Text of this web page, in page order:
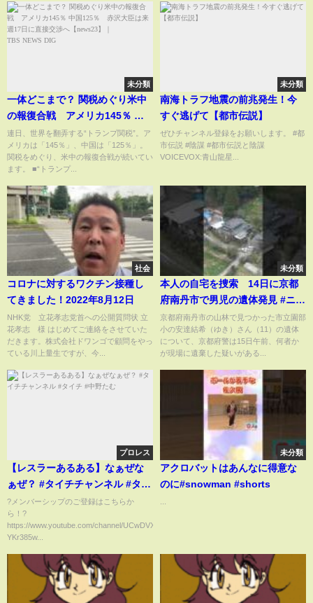
未分類
一体どこまで？ 関税めぐり米中
の報復合戦 アメリカ145％ 中
国125％ 赤沢大臣は来週17日に
直接交渉へ【news23】｜
TBS NEWS DIG
連日、世界を翻弄する“トランプ関税”。ア
メリカは「145％」、中国は「125％」。
関税をめぐり、米中の報復合戦が続いてい
ます。 ■“トランプ...
未分類
南海トラフ地震の前兆発生！今
すぐ逃げて【都市伝説】
ぜひチャンネル登録をお願いします。 #都
市伝説 #陰謀 #都市伝説と陰謀
VOICEVOX:青山龍星...
社会
コロナに対するワクチン接種し
てきました！2022年8月12日
NHK党 立花孝志党首への公開質問状 立
花孝志 様 はじめてご連絡をさせていた
だきます。株式会社ドワンゴで顧問をやっ
ている川上量生ですが、今...
未分類
本人の自宅を捜索 14日に京都
府南丹市で男児の遺体発見 #ニュ
ース #毎日新聞 #shorts
京都府南丹市の山林で見つかった市立園部
小の安達結希（ゆき）さん（11）の遺体
について、京都府警は15日午前、何者か
が現場に遺棄した疑いがある...
プロレス
【レスラーあるある】なぁぜな
ぁぜ？ #タイチチャンネル #タイ
チ #中野たむ
?メンバーシップのご登録はこちらか
ら！?
https://www.youtube.com/channel/UCwDVXDCl-
YKr385w...
未分類
アクロバットはあんなに得意な
のに#snowman #shorts